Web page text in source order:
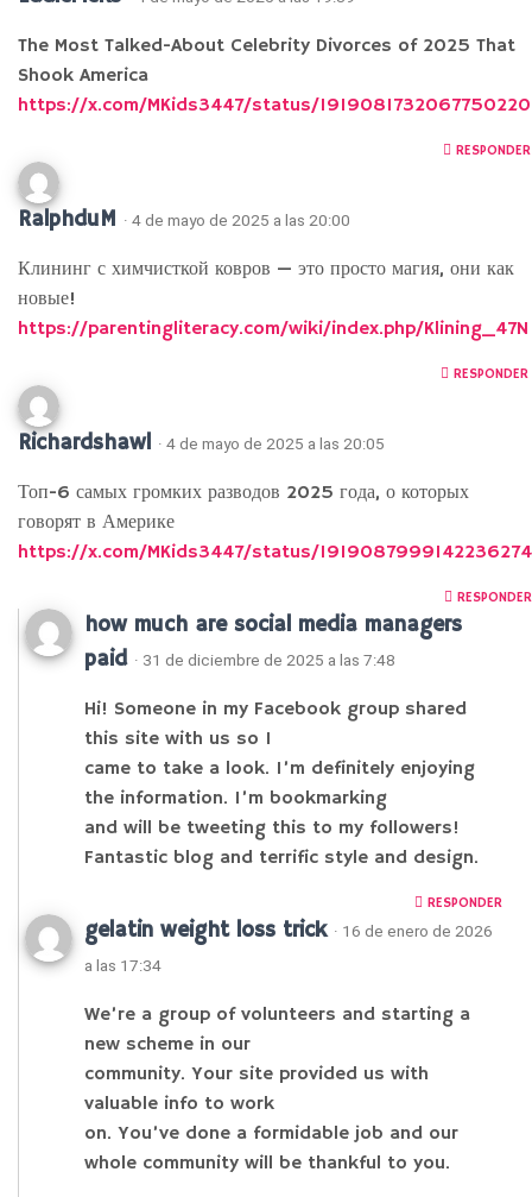
The Most Talked-About Celebrity Divorces of 2025 That
Shook America
https://x.com/MKids3447/status/1919081732067750220
RESPONDER
RalphduM · 4 de mayo de 2025 a las 20:00
Клининг с химчисткой ковров — это просто магия, они как
новые!
https://parentingliteracy.com/wiki/index.php/Klining_47N
RESPONDER
Richardshawl · 4 de mayo de 2025 a las 20:05
Топ-6 самых громких разводов 2025 года, о которых
говорят в Америке
https://x.com/MKids3447/status/1919087999142236274
RESPONDER
how much are social media managers
paid · 31 de diciembre de 2025 a las 7:48
Hi! Someone in my Facebook group shared
this site with us so I
came to take a look. I’m definitely enjoying
the information. I’m bookmarking
and will be tweeting this to my followers!
Fantastic blog and terrific style and design.
RESPONDER
gelatin weight loss trick · 16 de enero de 2026
a las 17:34
We’re a group of volunteers and starting a
new scheme in our
community. Your site provided us with
valuable info to work
on. You’ve done a formidable job and our
whole community will be thankful to you.